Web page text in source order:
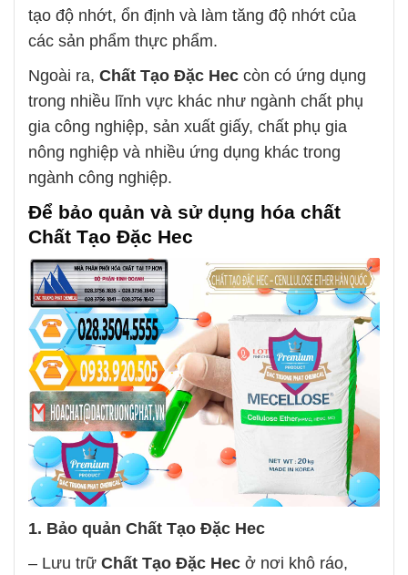
tạo độ nhớt, ổn định và làm tăng độ nhớt của
các sản phẩm thực phẩm.
Ngoài ra, Chất Tạo Đặc Hec còn có ứng dụng
trong nhiều lĩnh vực khác như ngành chất phụ
gia công nghiệp, sản xuất giấy, chất phụ gia
nông nghiệp và nhiều ứng dụng khác trong
ngành công nghiệp.
Để bảo quản và sử dụng hóa chất
Chất Tạo Đặc Hec
1. Bảo quản Chất Tạo Đặc Hec
– Lưu trữ Chất Tạo Đặc Hec ở nơi khô ráo,